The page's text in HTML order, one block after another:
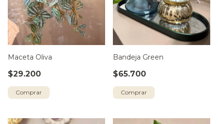
Maceta Oliva
$29.200
Bandeja Green
$65.700